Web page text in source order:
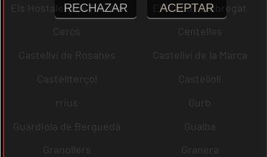
Els Hostalets de Pierola
El Prat de Llobregat
Cercs
Centelles
Castellví de Rosanes
Castellví de la Marca
Castellterçol
Castellolí
rrius
Gurb
Guardiola de Berguedà
Gualba
Granollers
Granera
RECHAZAR ACEPTAR